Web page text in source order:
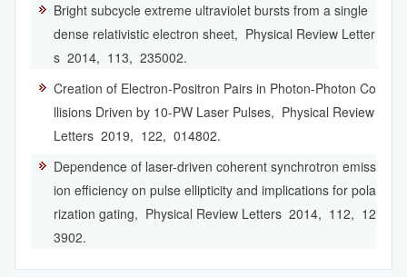
Bright subcycle extreme ultraviolet bursts from a single
dense relativistic electron sheet, Physical Review Letter
s 2014, 113, 235002.
Creation of Electron-Positron Pairs in Photon-Photon Co
llisions Driven by 10-PW Laser Pulses, Physical Review
Letters 2019, 122, 014802.
Dependence of laser-driven coherent synchrotron emiss
ion efficiency on pulse ellipticity and implications for pola
rization gating, Physical Review Letters 2014, 112, 12
3902.